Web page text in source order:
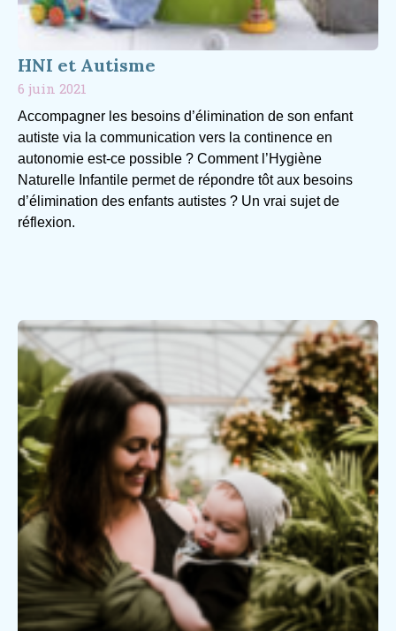
HNI et Autisme
6 juin 2021
Accompagner les besoins d’élimination de son enfant
autiste via la communication vers la continence en
autonomie est-ce possible ? Comment l’Hygiène
Naturelle Infantile permet de répondre tôt aux besoins
d’élimination des enfants autistes ? Un vrai sujet de
réflexion.